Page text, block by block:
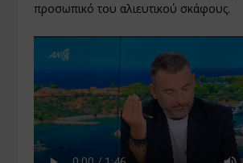
προσωπικό του αλιευτικού σκάφους.